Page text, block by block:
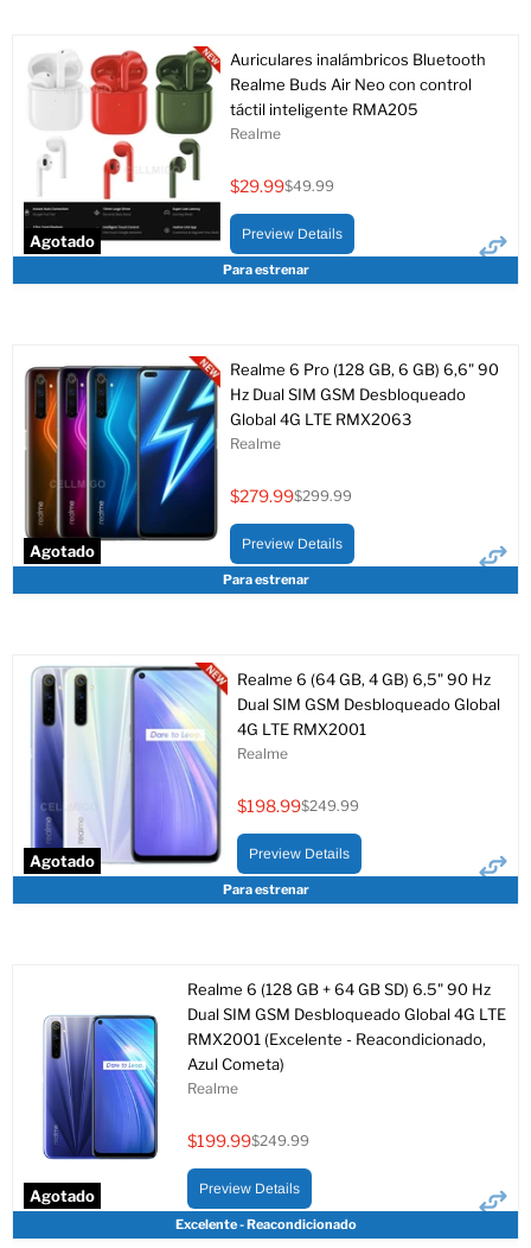
Agotado
Para estrenar
Auriculares inalámbricos Bluetooth
Realme Buds Air Neo con control
táctil inteligente RMA205
Realme
actual
$29.99$49.99
Preview Details
Agotado
Para estrenar
Realme 6 Pro (128 GB, 6 GB) 6,6" 90
Hz Dual SIM GSM Desbloqueado
Global 4G LTE RMX2063
Realme
actual
$279.99$299.99
Preview Details
Agotado
Para estrenar
Realme 6 (64 GB, 4 GB) 6,5" 90 Hz
Dual SIM GSM Desbloqueado Global
4G LTE RMX2001
Realme
actual
$198.99$249.99
Preview Details
Agotado
Excelente - Reacondicionado
Realme 6 (128 GB + 64 GB SD) 6.5" 90 Hz
Dual SIM GSM Desbloqueado Global 4G LTE
RMX2001 (Excelente - Reacondicionado,
Azul Cometa)
Realme
actual
$199.99$249.99
Preview Details